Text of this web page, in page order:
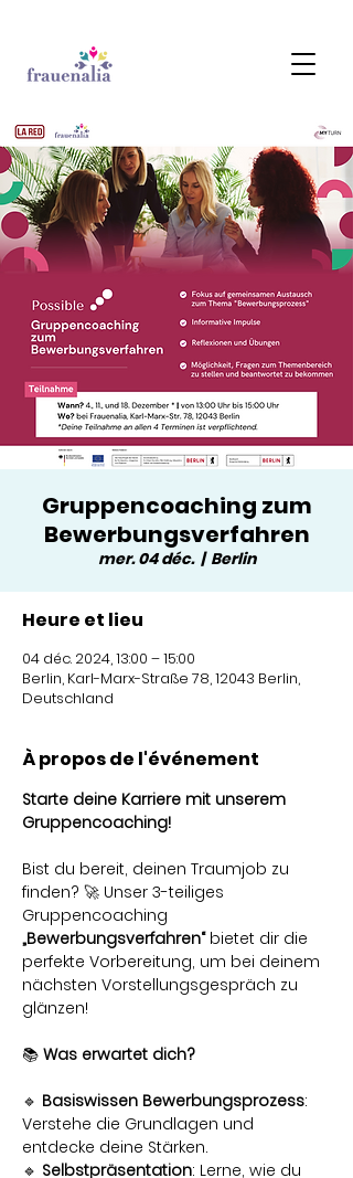
Gruppencoaching zum
Bewerbungsverfahren
mer. 04 déc.
  |
Berlin
Heure et lieu
04 déc. 2024, 13:00 – 15:00
Berlin, Karl-Marx-Straße 78, 12043 Berlin,
Deutschland
À propos de l'événement
Starte deine Karriere mit unserem
Gruppencoaching!
Bist du bereit, deinen Traumjob zu
finden? 🚀 Unser 3-teiliges
Gruppencoaching
„Bewerbungsverfahren“ bietet dir die
perfekte Vorbereitung, um bei deinem
nächsten Vorstellungsgespräch zu
glänzen!
📚 Was erwartet dich?
🔹 Basiswissen Bewerbungsprozess:
Verstehe die Grundlagen und
entdecke deine Stärken.
🔹 Selbstpräsentation: Lerne, wie du